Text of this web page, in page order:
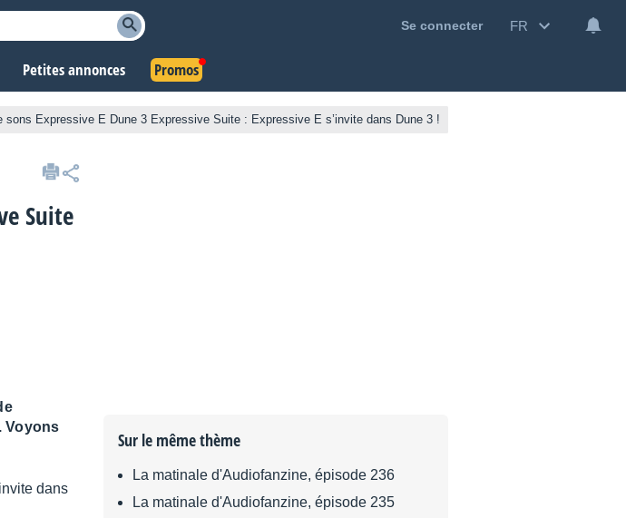
Se connecter FR
Petites annonces Promos
sons Expressive E Dune 3 Expressive Suite : Expressive E s’invite dans Dune 3 !
Suite
Voyons
Sur le même thème
La matinale d'Audiofanzine, épisode 236
La matinale d'Audiofanzine, épisode 235